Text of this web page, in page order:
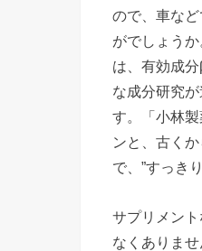
ので、車な
がでしょう
は、有効成
な成分研究
す。「小林
ンと、古く
で、”すっき
サプリメン
なくありま